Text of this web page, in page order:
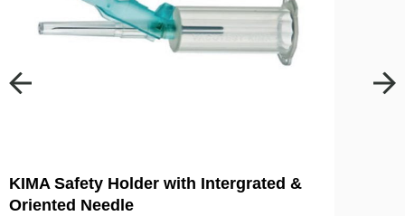
KIMA Safety Holder with Intergrated &
Oriented Needle